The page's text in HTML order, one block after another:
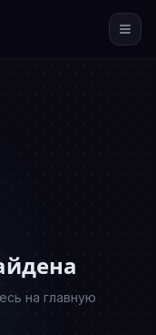
на главную